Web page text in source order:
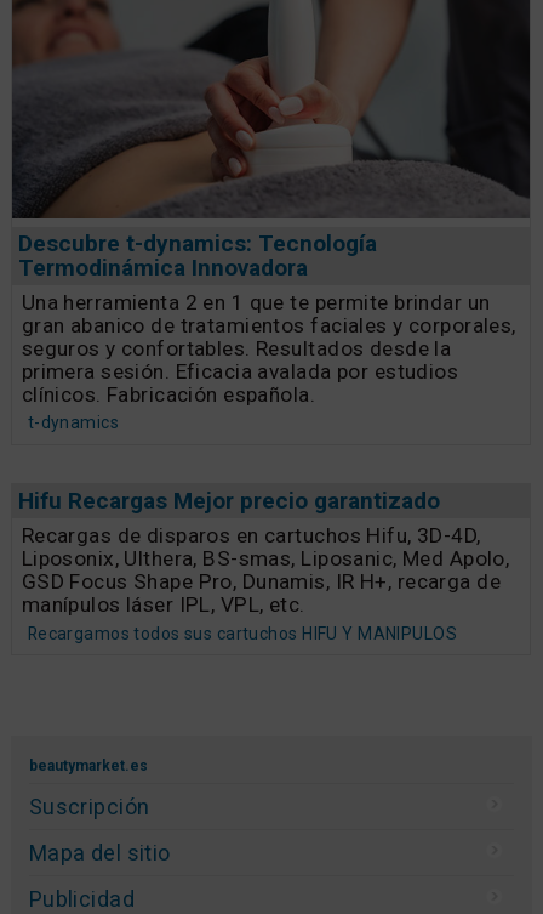
Descubre t-dynamics: Tecnología
Termodinámica Innovadora
Una herramienta 2 en 1 que te permite brindar un
gran abanico de tratamientos faciales y corporales,
seguros y confortables. Resultados desde la
primera sesión. Eficacia avalada por estudios
clínicos. Fabricación española.
t-dynamics
Hifu Recargas Mejor precio garantizado
Recargas de disparos en cartuchos Hifu, 3D-4D,
Liposonix, Ulthera, BS-smas, Liposanic, Med Apolo,
GSD Focus Shape Pro, Dunamis, IR H+, recarga de
manípulos láser IPL, VPL, etc.
Recargamos todos sus cartuchos HIFU Y MANIPULOS
beautymarket.es
Suscripción
Mapa del sitio
Publicidad